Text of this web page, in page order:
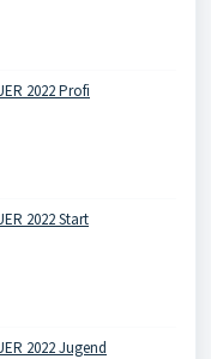
2022 Profi
2022 Start
2022 Jugend